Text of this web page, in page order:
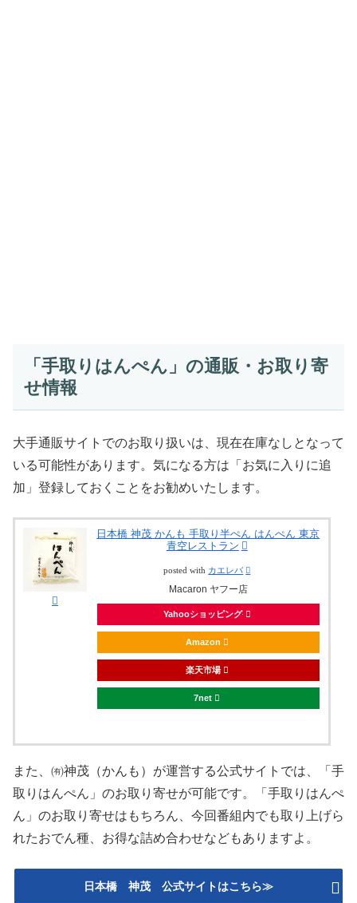
「手取りはんぺん」の通販・お取り寄
せ情報
大手通販サイトでのお取り扱いは、現在在庫なしとなって
いる可能性があります。気になる方は「お気に入りに追
加」登録しておくことをお勧めいたします。
日本橋 神茂 かんも 手取り半ぺん はんぺん 東京
青空レストラン
posted with カエレバ
Macaron ヤフー店
Yahooショッピング
Amazon
楽天市場
7net
また、㈲神茂（かんも）が運営する公式サイトでは、「手
取りはんぺん」のお取り寄せが可能です。「手取りはんぺ
ん」のお取り寄せはもちろん、今回番組内でも取り上げら
れたおでん種、お得な詰め合わせなどもありますよ。
日本橋 神茂 公式サイトはこちら≫